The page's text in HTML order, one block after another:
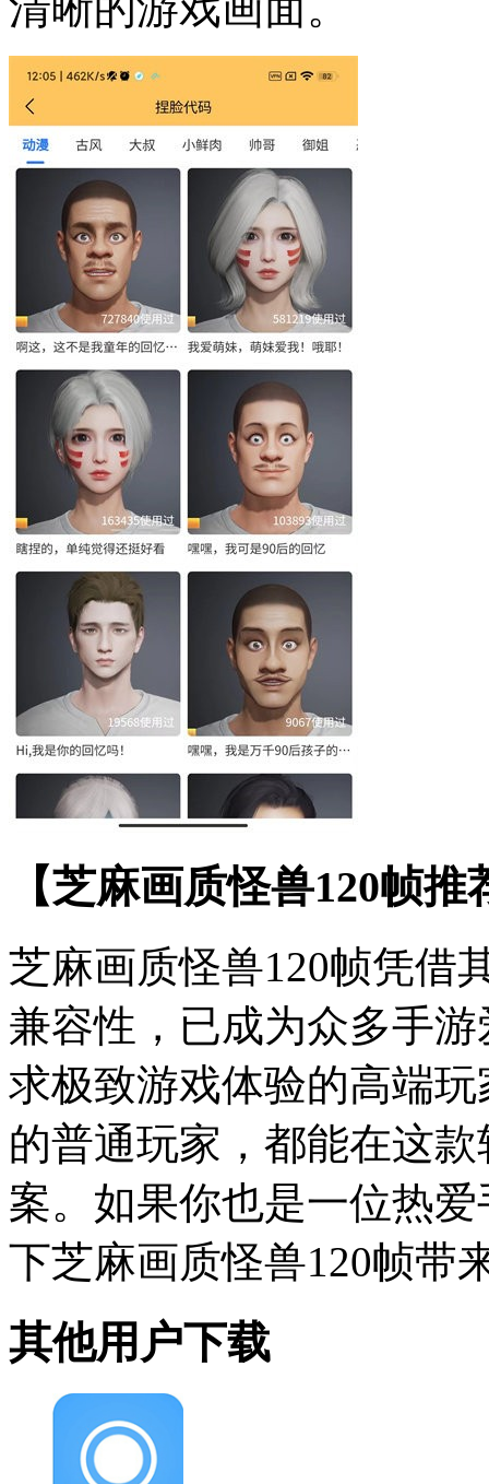
【芝麻画质怪兽120帧推
芝麻画质怪兽120帧凭借
兼容性，已成为众多手
求极致游戏体验的高端
的普通玩家，都能在这
案。如果你也是一位热
下芝麻画质怪兽120帧带
其他用户下载